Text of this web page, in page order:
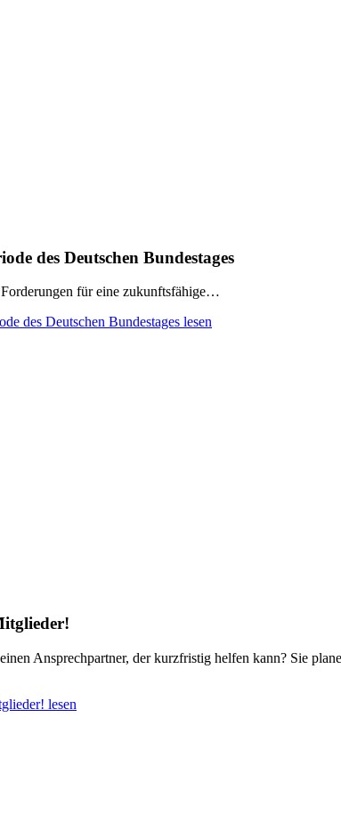
des Deutschen Bundestages
Forderungen für eine zukunftsfähige…
des Deutschen Bundestages lesen
Ansprechpartner, der kurzfristig helfen kann? Sie
lesen